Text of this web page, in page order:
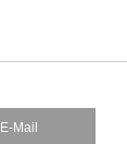
E-Mail